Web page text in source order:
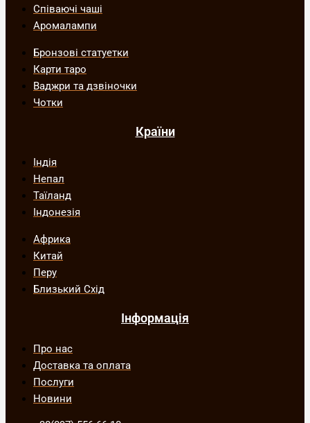
Співаючі чаші
Аромалампи
Бронзові статуетки
Карти таро
Ваджри та дзвіночки
Чотки
Країни
Індія
Непал
Таїланд
Індонезія
Африка
Китай
Перу
Близький Схід
Інформація
Про нас
Доставка та оплата
Послуги
Новини